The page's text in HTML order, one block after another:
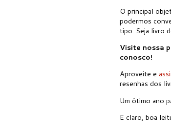
O principal
podermos
tipo. Seja livro
Visite nossa
conosco!
Aproveite e
resenhas dos
Um ótimo ano
E claro, boa